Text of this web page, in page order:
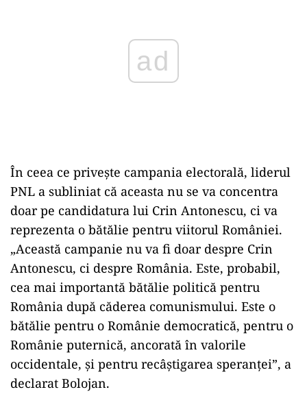
În ceea ce privește campania electorală, liderul
PNL a subliniat că aceasta nu se va concentra
doar pe candidatura lui Crin Antonescu, ci va
reprezenta o bătălie pentru viitorul României.
„Această campanie nu va fi doar despre Crin
Antonescu, ci despre România. Este, probabil,
cea mai importantă bătălie politică pentru
România după căderea comunismului. Este o
bătălie pentru o Românie democratică, pentru o
Românie puternică, ancorată în valorile
occidentale, și pentru recâștigarea speranței”, a
declarat Bolojan.